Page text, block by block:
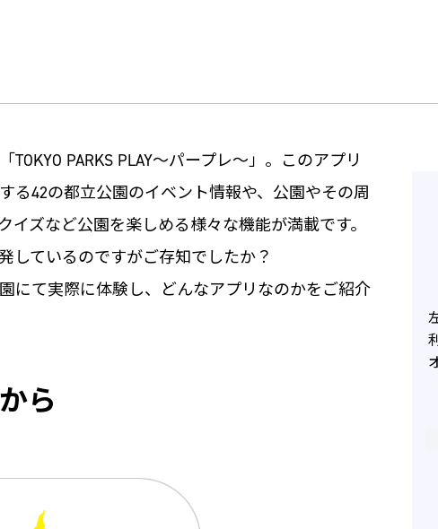
PARKS PLAY～パープレ～」。このアプリ
る42の都立公園のイベント情報や、公園やその周
ズなど公園を楽しめる様々な機能が満載です。
しているのですがご存知でしたか？
にて実際に体験し、どんなアプリなのかをご紹介
ら